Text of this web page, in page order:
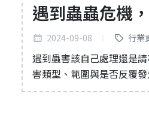
遇到蟲蟲危機
還是請專業人
點一次看清楚
2024-09-08 行業
遇到蟲害該自己處理還是
害類型、範圍與是否反覆
管理署规範，部分環境用